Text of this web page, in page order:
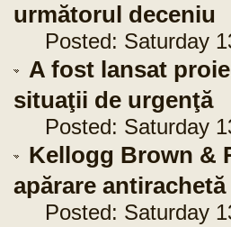
următorul deceniu
Posted: Saturday
A fost lansat
situaţii de urgenţă
Posted: Saturday
Kellogg Brown &
apărare
Posted: Saturday